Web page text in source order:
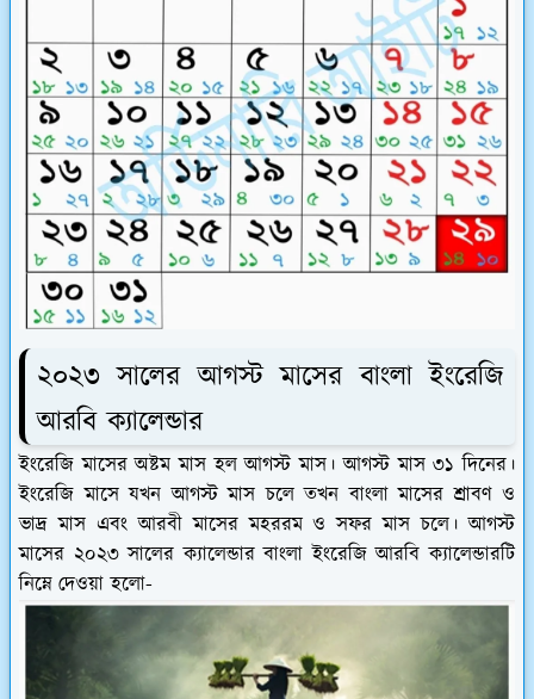
২০২৩ সালের আগস্ট মাসের বাংলা ইংরেজি
আরবি ক্যালেন্ডার
ইংরেজি মাসের অষ্টম মাস হল আগস্ট মাস। আগস্ট মাস ৩১ দিনের।
ইংরেজি মাসে যখন আগস্ট মাস চলে তখন বাংলা মাসের শ্রাবণ ও
ভাদ্র মাস এবং আরবী মাসের মহররম ও সফর মাস চলে। আগস্ট
মাসের ২০২৩ সালের ক্যালেন্ডার বাংলা ইংরেজি আরবি ক্যালেন্ডারটি
নিম্নে দেওয়া হলো-